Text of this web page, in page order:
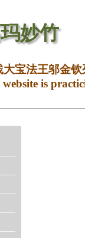
妙竹
大宝法王邬金
website is